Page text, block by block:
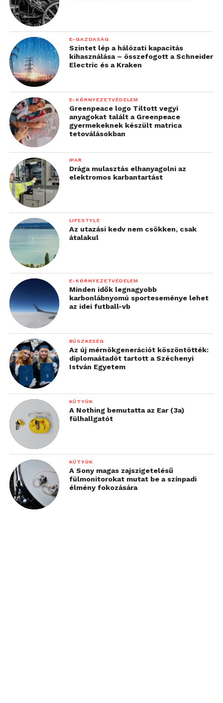
E-GAZDASÁG
Szintet lép a hálózati kapacitás
kihasználása – összefogott a Schneider
Electric és a Kraken
E-KÖRNYEZETVÉDELEM
Greenpeace logo Tiltott vegyi
anyagokat talált a Greenpeace
gyermekeknek készült matrica
tetoválásokban
IPAR
Drága mulasztás elhanyagolni az
elektromos karbantartást
LIFESTYLE
Az utazási kedv nem csökken, csak
átalakul
E-KÖRNYEZETVÉDELEM
Minden idők legnagyobb
karbonlábnyomú sporteseménye lehet
az idei futball-vb
BÜSZKESÉG
Az új mérnökgenerációt köszöntötték:
diplomaátadót tartott a Széchenyi
István Egyetem
KÜTYÜK
A Nothing bemutatta az Ear (3a)
fülhallgatót
KÜTYÜK
A Sony magas zajszigetelésű
fülmonitorokat mutat be a színpadi
élmény fokozására